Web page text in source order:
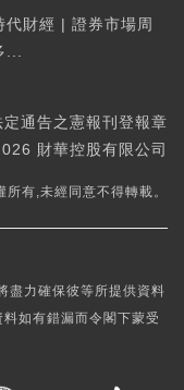
代財經 | 證券市場周
...
通告之憲報刊登報章
財華控股有限公司
所有,未經同意不得轉載。
盡力確保彼等所提供資料
如有錯漏而令閣下蒙受